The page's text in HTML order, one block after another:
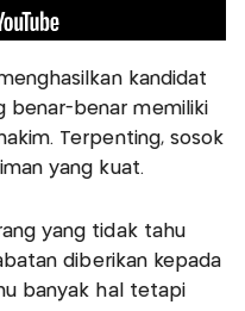
kandidat
benar-benar memiliki
Terpenting, sosok
yang kuat.
yang tidak tahu
diberikan kepada
banyak hal tetapi